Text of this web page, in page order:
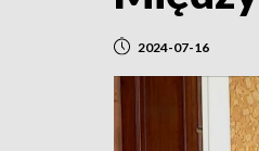
2024-07-16